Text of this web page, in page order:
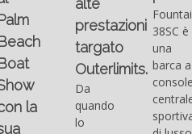
la
alte
prestazioni
targato
Outerlimits.
Da
quando
lo
38SC è
una
barca a
console